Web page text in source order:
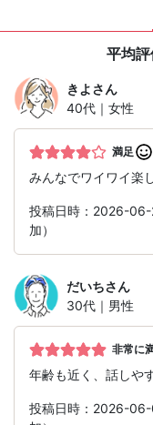
平均
きよさん
40代｜女性
満足
みんなでワイワイ楽
投稿日時：2026-06-
加）
だいちさん
30代｜男性
非常に
年齢も近く、話しや
投稿日時：2026-06-